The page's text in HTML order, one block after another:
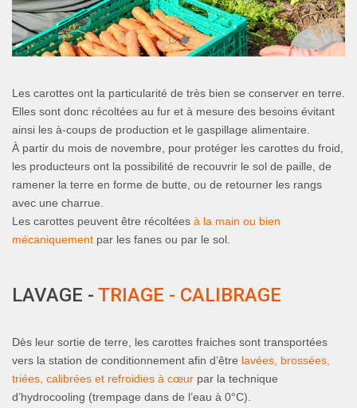
Les carottes ont la particularité de très bien se conserver en terre.
Elles sont donc récoltées au fur et à mesure des besoins évitant
ainsi les à-coups de production et le gaspillage alimentaire.
À partir du mois de novembre, pour protéger les carottes du froid,
les producteurs ont la possibilité de recouvrir le sol de paille, de
ramener la terre en forme de butte, ou de retourner les rangs
avec une charrue.
Les carottes peuvent être récoltées à la main ou bien
mécaniquement par les fanes ou par le sol.
LAVAGE - TRIAGE - CALIBRAGE
Dès leur sortie de terre, les carottes fraiches sont transportées
vers la station de conditionnement afin d’être lavées, brossées,
triées, calibrées et refroidies à cœur par la technique
d’hydrocooling (trempage dans de l’eau à 0°C).